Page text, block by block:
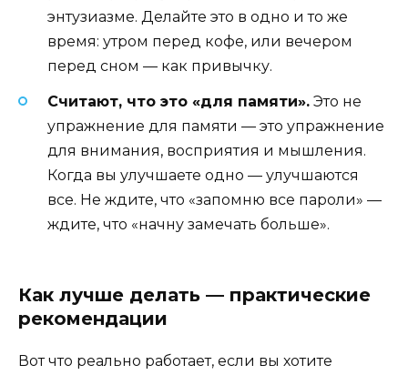
энтузиазме. Делайте это в одно и то же
время: утром перед кофе, или вечером
перед сном — как привычку.
Считают, что это «для памяти». Это не
упражнение для памяти — это упражнение
для внимания, восприятия и мышления.
Когда вы улучшаете одно — улучшаются
все. Не ждите, что «запомню все пароли» —
ждите, что «начну замечать больше».
Как лучше делать — практические
рекомендации
Вот что реально работает, если вы хотите